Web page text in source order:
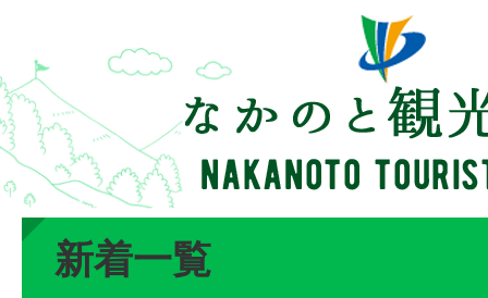
新着一覧